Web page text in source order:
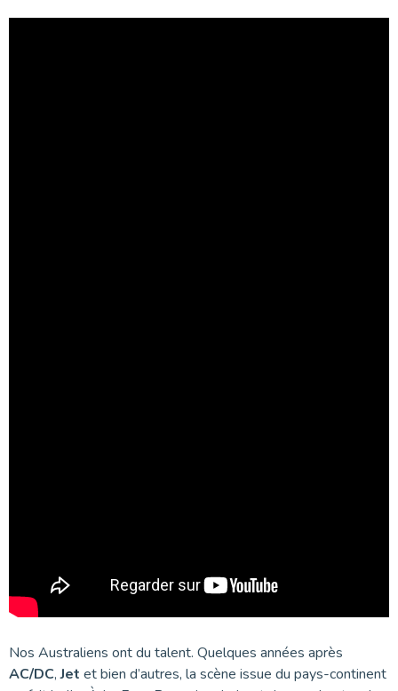
Nos Australiens ont du talent. Quelques années après
AC/DC,Jet et bien d’autres, la scène issue du pays-continent